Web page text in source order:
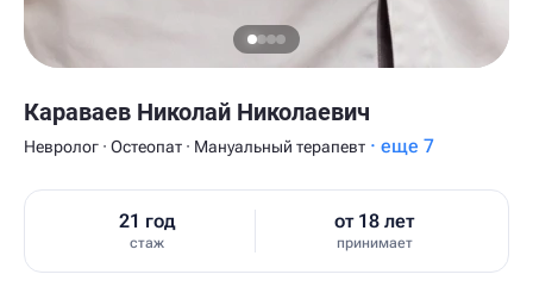
Караваев Николай Николаевич
Невролог · Остеопат · Мануальный терапевт · еще 7
21 год
стаж
от 18 лет
принимает